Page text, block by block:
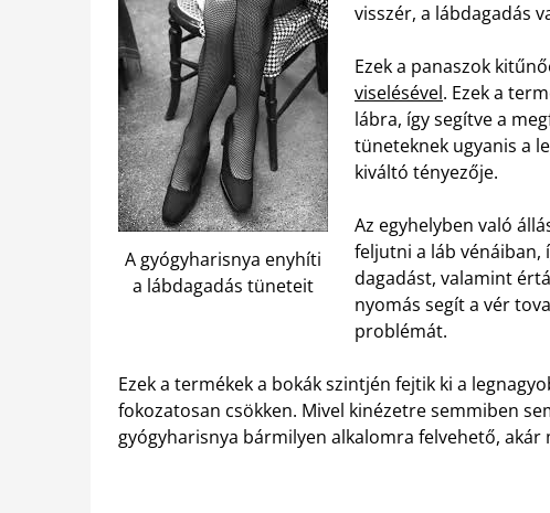
A gyógyharisnya enyhíti
a lábdagadás tüneteit
visszér, a lábdagadás
Ezek a panaszok
viselésével. Ezek a
lábra, így segítve a
tüneteknek ugyanis a
kiváltó tényezője.
Az egyhelyben való
feljutni a láb vénáiban,
dagadást, valamint
nyomás segít a vér
problémát.
Ezek a termékek a bokák szintjén fejtik ki a
fokozatosan csökken. Mivel kinézetre semmiben
gyógyharisnya bármilyen alkalomra felvehető, akár